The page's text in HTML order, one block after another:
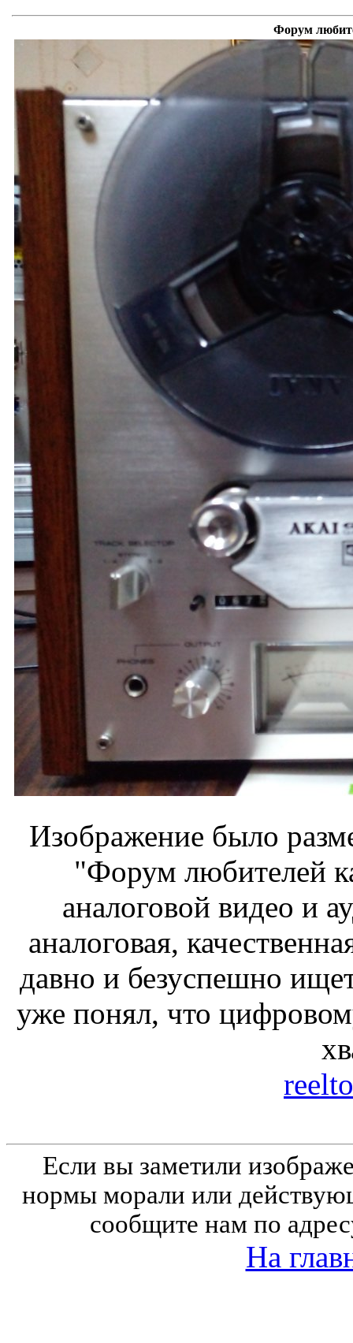
Форум
Изображение было
"Форум любителей
аналоговой видео и
аналоговая,
давно и безуспешно
уже понял, что
Если вы заметили
нормы морали или
сообщите нам по
На